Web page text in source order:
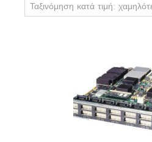
Ταξινόμηση κατά τιμή: